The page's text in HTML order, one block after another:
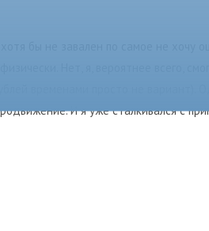
бы не завален по самое не хочу
Нет, я, вероятнее всего,
временами просто не вариант).
И я уже сталкивался с